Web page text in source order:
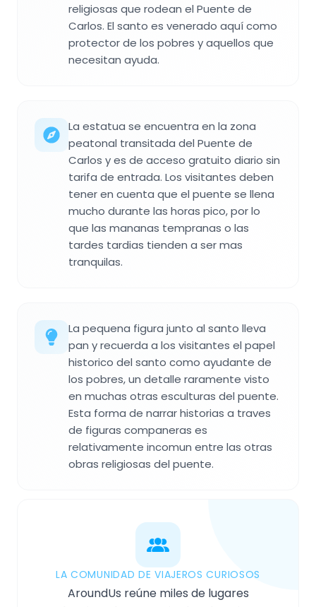
religiosas que rodean el Puente de
Carlos. El santo es venerado aquí como
protector de los pobres y aquellos que
necesitan ayuda.
La estatua se encuentra en la zona
peatonal transitada del Puente de
Carlos y es de acceso gratuito diario sin
tarifa de entrada. Los visitantes deben
tener en cuenta que el puente se llena
mucho durante las horas pico, por lo
que las mananas tempranas o las
tardes tardias tienden a ser mas
tranquilas.
La pequena figura junto al santo lleva
pan y recuerda a los visitantes el papel
historico del santo como ayudante de
los pobres, un detalle raramente visto
en muchas otras esculturas del puente.
Esta forma de narrar historias a traves
de figuras companeras es
relativamente incomun entre las otras
obras religiosas del puente.
LA COMUNIDAD DE VIAJEROS CURIOSOS
AroundUs reúne miles de lugares